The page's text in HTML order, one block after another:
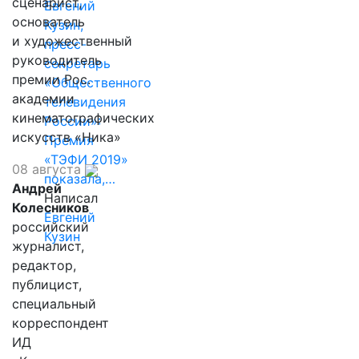
Евгений
Кузин,
пресс-
секретарь
«Общественного
телевидения
России»:
Премия
«ТЭФИ 2019»
показала,…
Написал
Евгений
Кузин
основатель
и художественный
руководитель
премии Рос.
академии
кинематографических
искусств «Ника»
08 августа
Андрей
Колесников
российский
журналист,
редактор,
публицист,
специальный
корреспондент
ИД